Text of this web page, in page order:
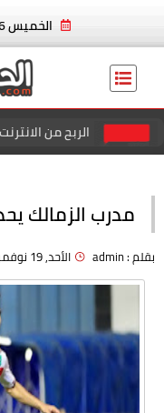
الخميس 6 اغسطس 2026
الربح من
إسلامه رسميا
بسكوت العشردقايق
الربح من الانترنت في سنة 2021
منصة كل الكوبونات
افضل خصومات المتاجر
اقوي عروض وباقات
مدرب الزمالك
بقلم :admin الأحد, 19 نوفمبر 2017 - 08:40 ص